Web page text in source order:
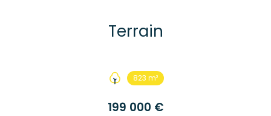
Terrain
823 m²
199 000 €